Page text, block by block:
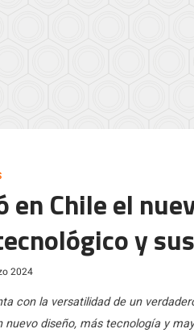
en Chile el
y
2024
con la versatilidad de un
diseño, más tecnología y